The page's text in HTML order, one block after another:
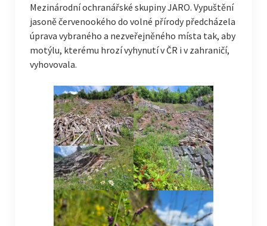
Mezinárodní ochranářské skupiny JARO. Vypuštění
jasoně červenookého do volné přírody předcházela
úprava vybraného a nezveřejněného místa tak, aby
motýlu, kterému hrozí vyhynutí v ČR i v zahraničí,
vyhovovala.